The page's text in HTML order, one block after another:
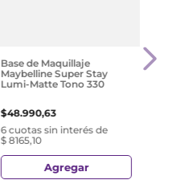
Base de Maquillaje
Maybelline Super Stay
Lumi-Matte Tono 330
$48.990,63
6 cuotas sin interés de
$ 8165,10
Agregar
$31